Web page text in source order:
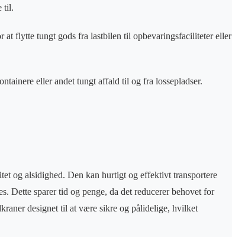
til.
at flytte tungt gods fra lastbilen til opbevaringsfaciliteter eller
eller andet tungt affald til og fra lossepladser.
og alsidighed. Den kan hurtigt og effektivt transportere
Dette sparer tid og penge, da det reducerer behovet for
designet til at være sikre og pålidelige, hvilket